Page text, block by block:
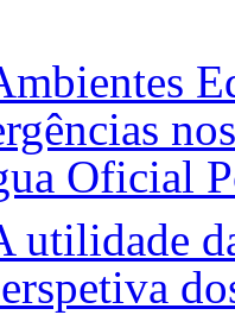
Oficial
utilidade